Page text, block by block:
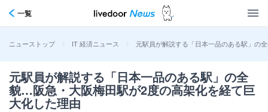
一覧
ニューストップ > IT 経済ニュース > 元駅員が解説する「日本一品のある駅」の
元駅員が解説する「日本一品のある駅」の全
貌…阪急・大阪梅田駅が2度の高架化を経て巨
大化した理由